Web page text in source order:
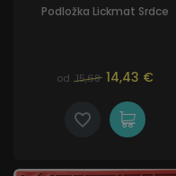
Podložka Lickmat Srdce
od 15,68 14,43 €